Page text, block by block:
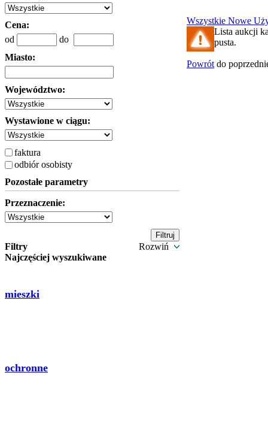
Cena:
od
do
Miasto:
Województwo:
Wystawione w ciągu:
faktura
odbiór osobisty
Pozostałe parametry
Przeznaczenie:
Filtry
Rozwiń
Najczęściej wyszukiwane
mieszki
ochronne
Wszystkie Nowe
Lista aukcji
pusta.
Powrót do